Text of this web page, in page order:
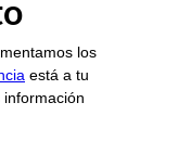
los
está a tu